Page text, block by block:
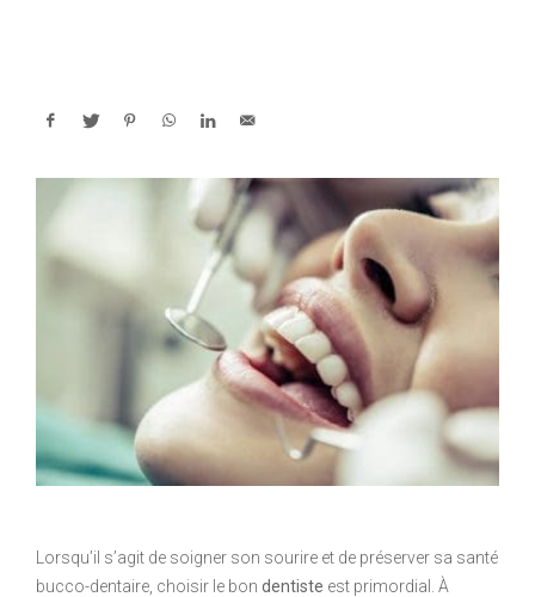
Lorsqu’il s’agit de soigner son sourire et de préserver sa santé
bucco-dentaire, choisir le bon dentiste est primordial. À